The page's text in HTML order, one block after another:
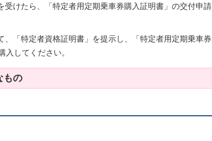
けたら、「特定者用定期乗車券購入証明書」の交付申請
「特定者資格証明書」を提示し、「特定者用定期乗車券
してください。
もの